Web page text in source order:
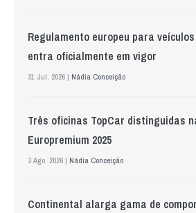
Regulamento europeu para
entra oficialmente em vigor
31 Jul. 2026 | Nádia Conceição
Três oficinas TopCar distinguidas
Europremium 2025
3 Ago. 2026 | Nádia Conceição
Continental alarga gama de